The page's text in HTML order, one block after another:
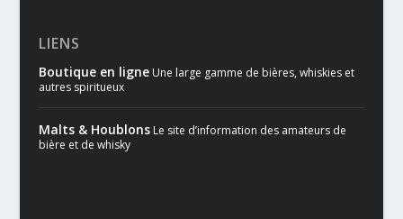
LIENS
Boutique en ligneUne large gamme de bières, whiskies et
autres spiritueux
Malts & HoublonsLe site d’information des amateurs de
bière et de whisky